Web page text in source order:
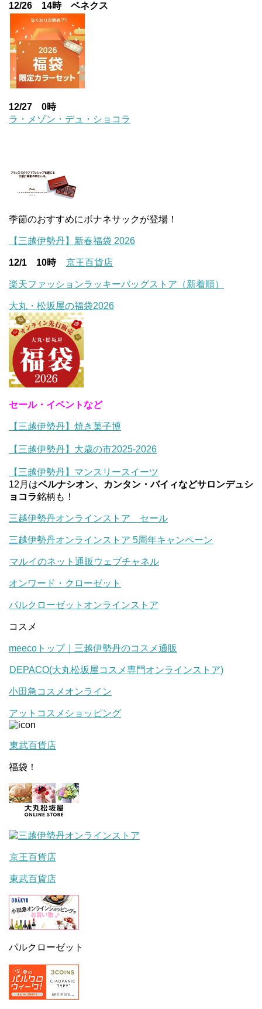
12/26 14時 ベネクス
12/27 0時
ラ・メゾン・デュ・ショコラ
季節のおすすめにボナネサックが登場！
【三越伊勢丹】新春福袋 2026
12/1 10時 京王百貨店
楽天ファッションラッキーバッグストア（新着順）
大丸・松坂屋の福袋2026
セール・イベントなど
【三越伊勢丹】焼き菓子博
【三越伊勢丹】大歳の市2025-2026
【三越伊勢丹】マンスリースイーツ
12月はベルナシオン、カンタン・バイィなどサロンデュシ
ョコラ銘柄も！
三越伊勢丹オンラインストア セール
三越伊勢丹オンラインストア 5周年キャンペーン
マルイのネット通販ウェブチャネル
オンワード・クローゼット
パルクローゼットオンラインストア
コスメ
meecoトップ｜三越伊勢丹のコスメ通販
DEPACO(大丸松坂屋コスメ専門オンラインストア)
小田急コスメオンライン
アットコスメショッピング
東武百貨店
福袋！
京王百貨店
東武百貨店
パルクローゼット